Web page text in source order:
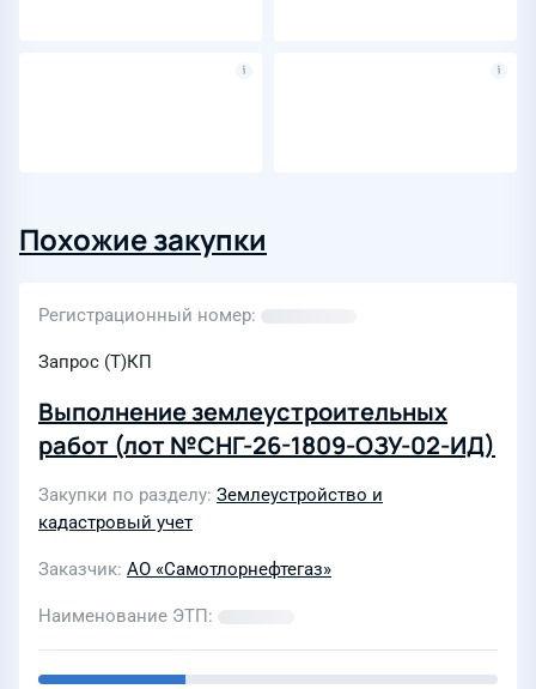
Похожие закупки
Регистрационный номер
Запрос (Т)КП
Выполнение землеустроительных
работ (лот №СНГ-26-1809-ОЗУ-02-ИД)
Закупки по разделу Землеустройство и
кадастровый учет
Заказчик АО «Самотлорнефтегаз»
Наименование ЭТП